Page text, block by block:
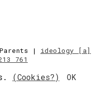
| ideology [a]
761
(Cookies?)
OK